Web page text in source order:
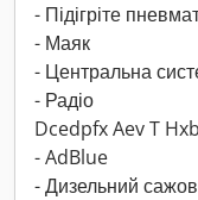
- Підігріте
- Маяк
- Центральна
- Радіо
Dcedpfx Aev T
- AdBlue
- Дизельний